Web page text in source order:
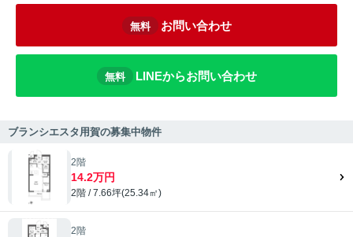
無料 お問い合わせ
無料 LINEからお問い合わせ
ブランシエスタ用賀の募集中物件
2階
14.2万円
2階 / 7.66坪(25.34㎡)
2階